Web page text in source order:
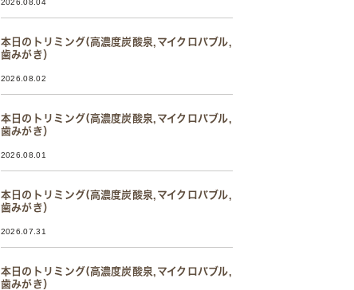
2026.08.04
本日のトリミング(高濃度炭酸泉,マイクロバブル,
歯みがき）
2026.08.02
本日のトリミング(高濃度炭酸泉,マイクロバブル,
歯みがき）
2026.08.01
本日のトリミング(高濃度炭酸泉,マイクロバブル,
歯みがき）
2026.07.31
本日のトリミング(高濃度炭酸泉,マイクロバブル,
歯みがき）